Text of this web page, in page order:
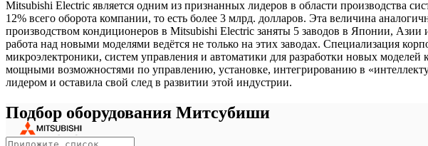
Mitsubishi Electric является одним из признанных лидеров в области производства
12% всего оборота компании, то есть более 3 млрд. долларов. Эта величина
производством кондиционеров в Mitsubishi Electric заняты 5 заводов в Японии,
работа над новыми моделями ведётся не только на этих заводах. Специализация
микроэлектроники, систем управления и автоматики для разработки новых
мощными возможностями по управлению, установке, интегрированию в
лидером и оставила свой след в развитии этой индустрии.
Подбор оборудования Митсубиши